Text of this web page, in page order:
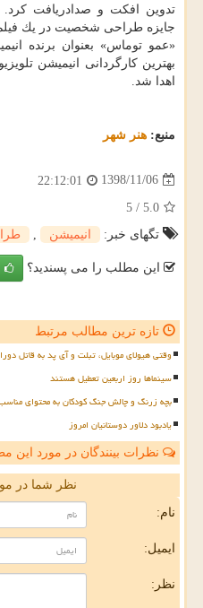
تدوین افكت و صدادریافت كرد.
جایزه طراحی شخصیت در یك فیلم
«عمو توماس» بعنوان برنده
بهترین كارگردانی انیمیشن
اهدا شد.
منبع: هنر شهر
1398/11/06
22:12:01
5.0
/
5
تگهای خبر:
انیمیشن ,
این مطلب را می پسندید؟
تازه ترین مطالب مرتبط
وقتی هیولای موبایل، تبلت و آی پد به قاتل
سینماها روز اربعین تعطیل هستند
بچه زرنگ و چالش جنگ کودکان به محتوای مناسب
یادبود دلاور دوستانیان امروز
نظرات بینندگان در مورد این
نظر شما در
نام:
ایمیل:
نظر: